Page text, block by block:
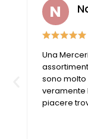
Una
sono molto
veramente
piacere